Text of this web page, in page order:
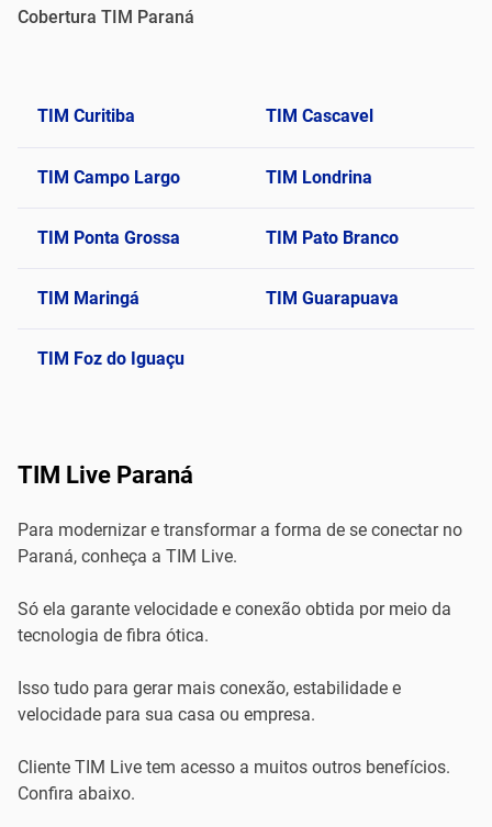
Cobertura TIM Paraná
TIM Curitiba TIM Cascavel
TIM Campo Largo TIM Londrina
TIM Ponta Grossa TIM Pato Branco
TIM Maringá TIM Guarapuava
TIM Foz do Iguaçu
TIM Live Paraná
Para modernizar e transformar a forma de se conectar no
Paraná, conheça a TIM Live.
Só ela garante velocidade e conexão obtida por meio da
tecnologia de fibra ótica.
Isso tudo para gerar mais conexão, estabilidade e
velocidade para sua casa ou empresa.
Cliente TIM Live tem acesso a muitos outros benefícios.
Confira abaixo.